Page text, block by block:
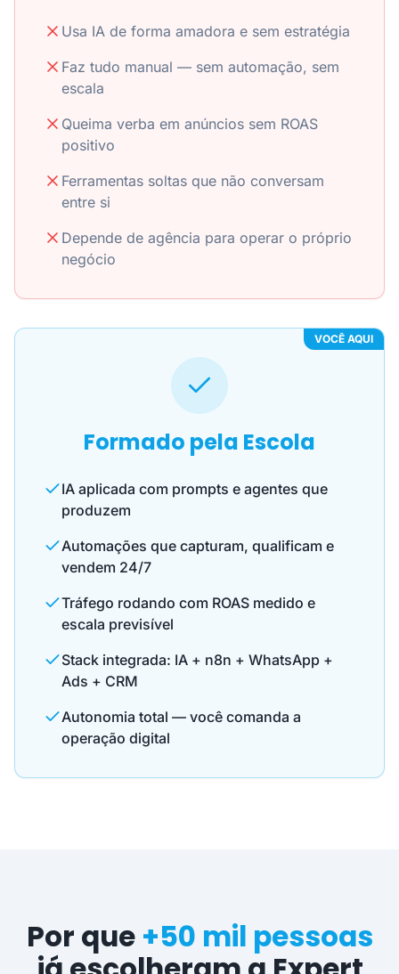
Usa IA de forma amadora e sem estratégia
Faz tudo manual — sem automação, sem
escala
Queima verba em anúncios sem ROAS
positivo
Ferramentas soltas que não conversam
entre si
Depende de agência para operar o próprio
negócio
VOCÊ AQUI
Formado pela Escola
IA aplicada com prompts e agentes que
produzem
Automações que capturam, qualificam e
vendem 24/7
Tráfego rodando com ROAS medido e
escala previsível
Stack integrada: IA + n8n + WhatsApp +
Ads + CRM
Autonomia total — você comanda a
operação digital
Por que +50 mil pessoas